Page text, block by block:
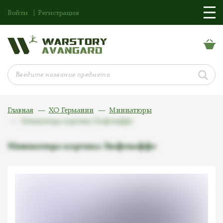
Войти Регистрация
Главная ХО Германии
Миниатюры
Миниатюра кортика Люфтваффе